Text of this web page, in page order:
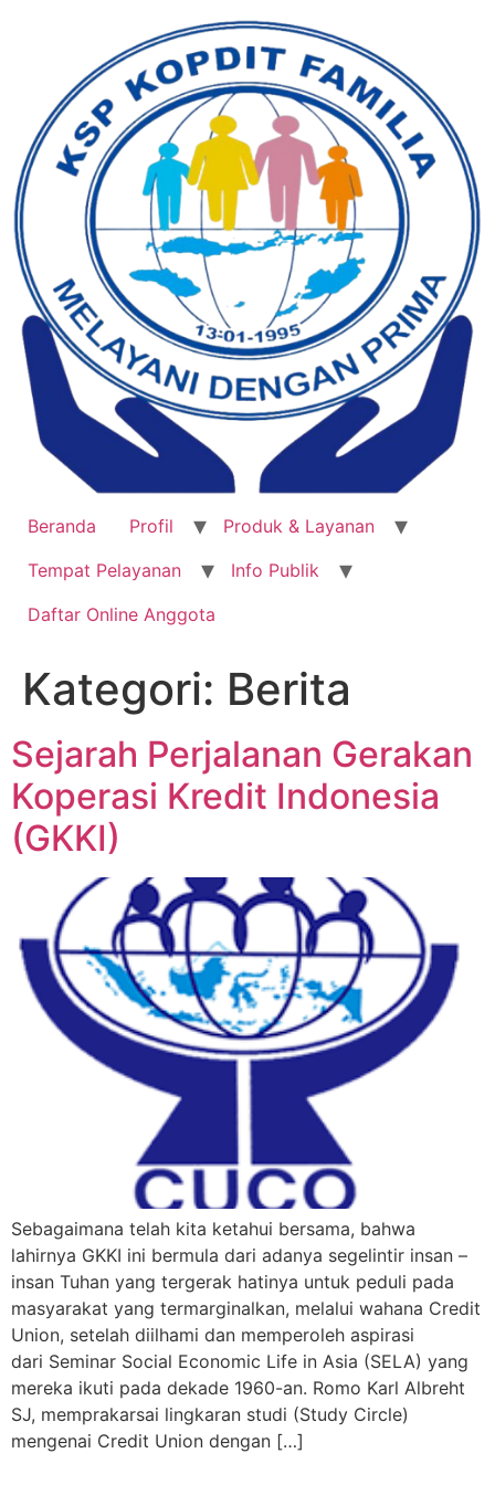
Beranda Profil
Produk & Layanan
Tempat Pelayanan
Info Publik
Daftar Online Anggota
Kategori: Berita
Sejarah Perjalanan Gerakan
Koperasi Kredit Indonesia
(GKKI)
Sebagaimana telah kita ketahui bersama, bahwa
lahirnya GKKI ini bermula dari adanya segelintir insan –
insan Tuhan yang tergerak hatinya untuk peduli pada
masyarakat yang termarginalkan, melalui wahana Credit
Union, setelah diilhami dan memperoleh aspirasi
dari Seminar Social Economic Life in Asia (SELA) yang
mereka ikuti pada dekade 1960-an. Romo Karl Albreht
SJ, memprakarsai lingkaran studi (Study Circle)
mengenai Credit Union dengan […]